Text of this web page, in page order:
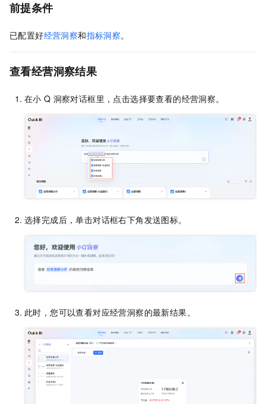
前提条件
已配置好经营洞察和指标洞察。
查看经营洞察结果
在小 Q 洞察对话框里，点击选择要查看的经营洞察。
选择完成后，单击对话框右下角发送图标。
此时，您可以查看对应经营洞察的最新结果。